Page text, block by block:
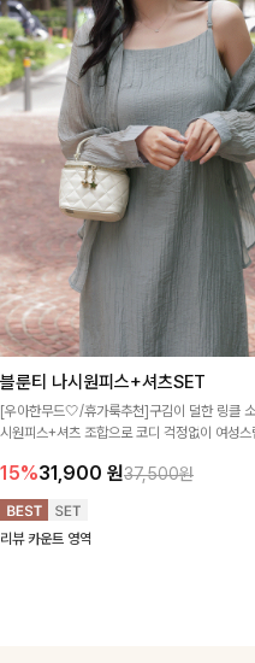
블룬티 나시원피스+셔츠SET
[우아한무드🤍/휴가룩추천]구김이 덜한 링클
시원피스+셔츠 조합으로 코디 걱정없이 여성스
15%31,900 원37,500원
리뷰 카운트 영역